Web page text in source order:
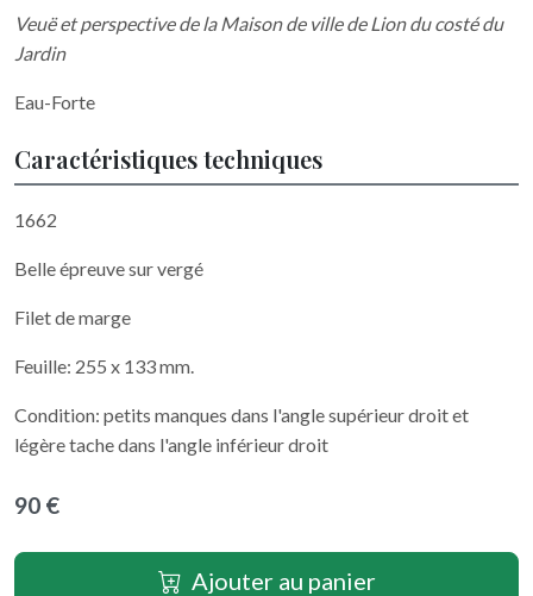
Veuë et perspective de la Maison de ville de Lion du costé du
Jardin
Eau-Forte
Caractéristiques techniques
1662
Belle épreuve sur vergé
Filet de marge
Feuille: 255 x 133 mm.
Condition: petits manques dans l'angle supérieur droit et
légère tache dans l'angle inférieur droit
90 €
Ajouter au panier